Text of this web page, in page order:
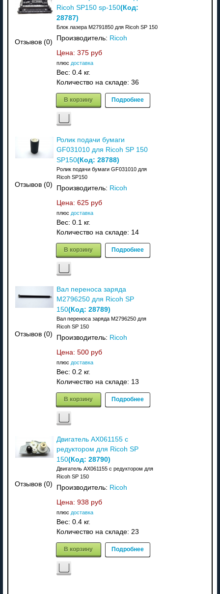
Отзывов (0)
Ricoh SP150 sp-150(Код:
28787)
Блок лазера M2791850 для Ricoh SP 150
Производитель: Ricoh
Цена: 375 руб
плюс доставка
Вес: 0.4 кг.
Количество на складе: 36
В корзину Подробнее
Отзывов (0)
Ролик подачи бумаги
GF031010 для Ricoh SP 150
SP150(Код: 28788)
Ролик подачи бумаги GF031010 для
Ricoh SP150
Производитель: Ricoh
Цена: 625 руб
плюс доставка
Вес: 0.1 кг.
Количество на складе: 14
В корзину Подробнее
Отзывов (0)
Вал переноса заряда
M2796250 для Ricoh SP
150(Код: 28789)
Вал переноса заряда M2796250 для
Ricoh SP 150
Производитель: Ricoh
Цена: 500 руб
плюс доставка
Вес: 0.2 кг.
Количество на складе: 13
В корзину Подробнее
Отзывов (0)
Двигатель AX061155 с
редуктором для Ricoh SP
150(Код: 28790)
Двигатель AX061155 с редуктором для
Ricoh SP 150
Производитель: Ricoh
Цена: 938 руб
плюс доставка
Вес: 0.4 кг.
Количество на складе: 23
В корзину Подробнее